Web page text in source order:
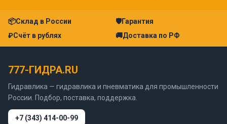
📦Склад в России 🛡Гарантия
₽Счёт в рублях 🚚Доставка по РФ
777-ГИДРА.RU
Гидравлика — гидравлика и пневматика для промышленности
России. Подбор, поставка, поддержка.
+7 (343) 414-00-99